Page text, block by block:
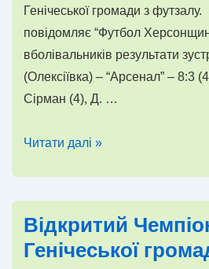
Генічеської громади з
повідомляє “Футбол
вболівальників результати
(Олексіївка) – “Арсенал” –
Сірман (4), Д. …
Чемпіонат
футзалу
Читати далі »
Відкритий
Генічеської